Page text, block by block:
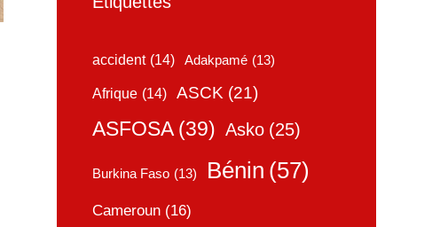
accident (14) Adakpamé (13)
Afrique (14) ASCK (21)
ASFOSA (39) Asko (25)
Burkina Faso (13) Bénin (57)
Cameroun (16)